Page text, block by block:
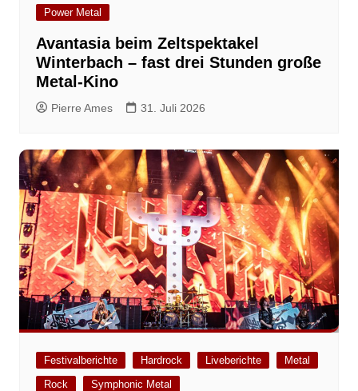
Power Metal
Avantasia beim Zeltspektakel
Winterbach – fast drei Stunden große
Metal-Kino
Pierre Ames 31. Juli 2026
Festivalberichte Hardrock Liveberichte
Metal
Rock
Symphonic Metal